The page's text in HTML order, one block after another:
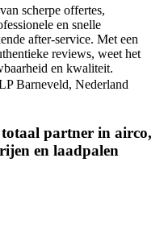
scherpe offertes,
en snelle
after‑service. Met een
reviews, weet het
en kwaliteit.
Barneveld, Nederland
partner in airco,
en laadpalen